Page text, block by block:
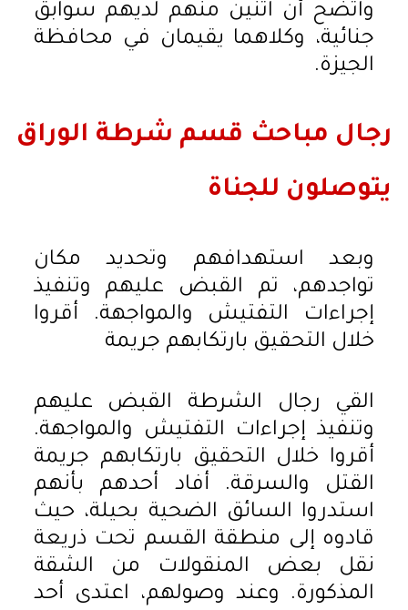
واتضح أن اثنين منهم لديهم سوابق
جنائية، وكلاهما يقيمان في محافظة
الجيزة.
رجال مباحث قسم شرطة الوراق
يتوصلون للجناة
وبعد استهدافهم وتحديد مكان
تواجدهم، تم القبض عليهم وتنفيذ
إجراءات التفتيش والمواجهة. أقروا
خلال التحقيق بارتكابهم جريمة
القي رجال الشرطة القبض عليهم
وتنفيذ إجراءات التفتيش والمواجهة.
أقروا خلال التحقيق بارتكابهم جريمة
القتل والسرقة. أفاد أحدهم بأنهم
استدروا السائق الضحية بحيلة، حيث
قادوه إلى منطقة القسم تحت ذريعة
نقل بعض المنقولات من الشقة
المذكورة. وعند وصولهم، اعتدى أحد